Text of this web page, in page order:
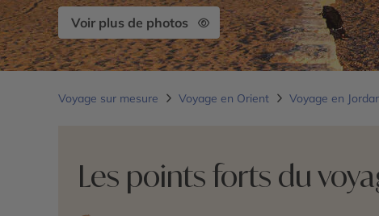
Voir plus de photos
Voyage sur mesure Voyage en Orient Voyage en
Les points forts du